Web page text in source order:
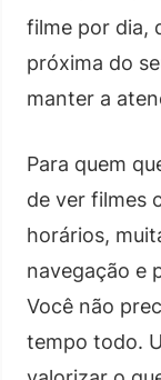
filme por dia,
próxima do
manter a
Para quem
de ver filmes
horários,
navegação e
Você não
tempo todo.